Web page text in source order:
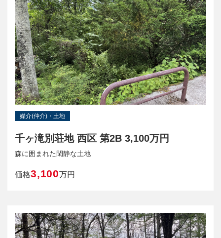
媒介(仲介)・土地
千ヶ滝別荘地 西区 第2B 3,100万円
森に囲まれた閑静な土地
価格3,100万円